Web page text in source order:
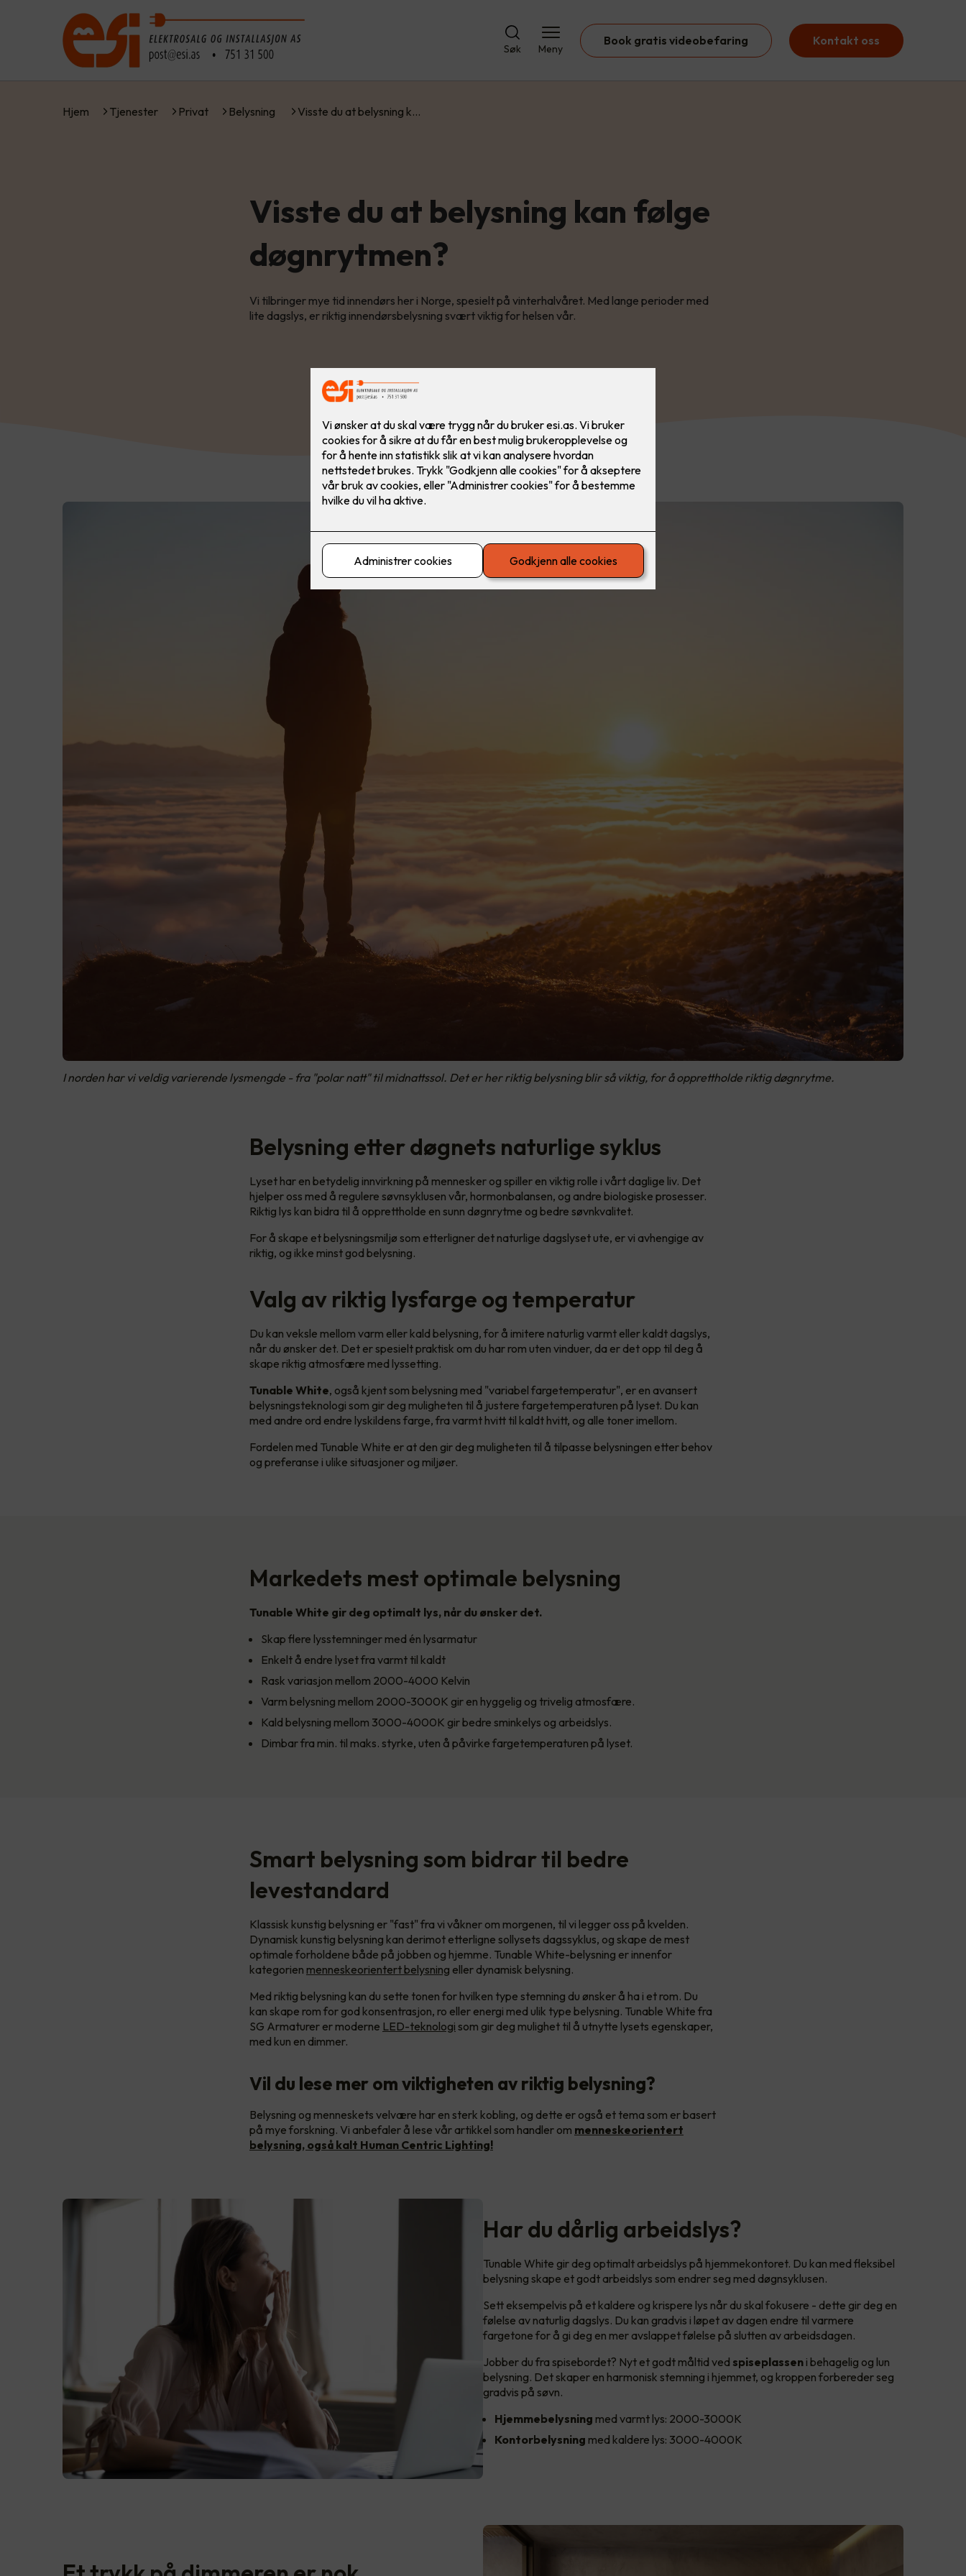
Søk Meny
Book gratis videobefaring Kontakt oss
Hjem Tjenester Privat Belysning Visste du at belysning k…
Visste du at belysning kan følge
døgnrytmen?
Vi tilbringer mye tid innendørs her i Norge, spesielt på vinterhalvåret. Med lange perioder med
lite dagslys, er riktig innendørsbelysning svært viktig for helsen vår.
I norden har vi veldig varierende lysmengde - fra "polar natt" til midnattssol. Det er her riktig belysning blir så viktig, for å opprettholde riktig døgnrytme.
Belysning etter døgnets naturlige syklus
Lyset har en betydelig innvirkning på mennesker og spiller en viktig rolle i vårt daglige liv. Det
hjelper oss med å regulere søvnsyklusen vår, hormonbalansen, og andre biologiske prosesser.
Riktig lys kan bidra til å opprettholde en sunn døgnrytme og bedre søvnkvalitet.
For å skape et belysningsmiljø som etterligner det naturlige dagslyset ute, er vi avhengige av
riktig, og ikke minst god belysning.
Valg av riktig lysfarge og temperatur
Du kan veksle mellom varm eller kald belysning, for å imitere naturlig varmt eller kaldt dagslys,
når du ønsker det. Det er spesielt praktisk om du har rom uten vinduer, da er det opp til deg å
skape riktig atmosfære med lyssetting.
Tunable White, også kjent som belysning med "variabel fargetemperatur", er en avansert
belysningsteknologi som gir deg muligheten til å justere fargetemperaturen på lyset. Du kan
med andre ord endre lyskildens farge, fra varmt hvitt til kaldt hvitt, og alle toner imellom.
Fordelen med Tunable White er at den gir deg muligheten til å tilpasse belysningen etter behov
og preferanse i ulike situasjoner og miljøer.
Markedets mest optimale belysning
Tunable White gir deg optimalt lys, når du ønsker det.
Skap flere lysstemninger med én lysarmatur
Enkelt å endre lyset fra varmt til kaldt
Rask variasjon mellom 2000-4000 Kelvin
Varm belysning mellom 2000-3000K gir en hyggelig og trivelig atmosfære.
Kald belysning mellom 3000-4000K gir bedre sminkelys og arbeidslys.
Dimbar fra min. til maks. styrke, uten å påvirke fargetemperaturen på lyset.
Smart belysning som bidrar til bedre
levestandard
Klassisk kunstig belysning er "fast" fra vi våkner om morgenen, til vi legger oss på kvelden.
Dynamisk kunstig belysning kan derimot etterligne sollysets dagssyklus, og skape de mest
optimale forholdene både på jobben og hjemme. Tunable White-belysning er innenfor
kategorien menneskeorientert belysning eller dynamisk belysning.
Med riktig belysning kan du sette tonen for hvilken type stemning du ønsker å ha i et rom. Du
kan skape rom for god konsentrasjon, ro eller energi med ulik type belysning. Tunable White fra
SG Armaturer er moderne LED-teknologi som gir deg mulighet til å utnytte lysets egenskaper,
med kun en dimmer.
Vil du lese mer om viktigheten av riktig belysning?
Belysning og menneskets velvære har en sterk kobling, og dette er også et tema som er basert
på mye forskning. Vi anbefaler å lese vår artikkel som handler om menneskeorientert
belysning, også kalt Human Centric Lighting!
Har du dårlig arbeidslys?
Tunable White gir deg optimalt arbeidslys på hjemmekontoret. Du kan med fleksibel
belysning skape et godt arbeidslys som endrer seg med døgnsyklusen.
Sett eksempelvis på et kaldere og krispere lys når du skal fokusere - dette gir deg en
følelse av naturlig dagslys. Du kan gradvis i løpet av dagen endre til varmere
fargetone for å gi deg en mer avslappet følelse på slutten av arbeidsdagen.
Jobber du fra spisebordet? Nyt et godt måltid ved spiseplassen i behagelig og lun
belysning. Det skaper en harmonisk stemning i hjemmet, og kroppen forbereder seg
gradvis på søvn.
Hjemmebelysning med varmt lys: 2000-3000K
Kontorbelysning med kaldere lys: 3000-4000K